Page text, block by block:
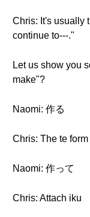
Chris: It's usually
continue to---."
Let us show you
make"?
Naomi: 作る
Chris: The te
Naomi: 作って
Chris: Attach iku